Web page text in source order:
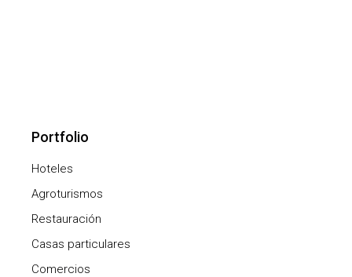
Portfolio
Hoteles
Agroturismos
Restauración
Casas particulares
Comercios